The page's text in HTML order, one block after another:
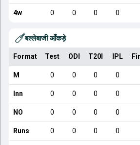
4w 0 0 0 0
बल्लेबाजी आँकड़े
Format Test ODI T20I IPL
M 0 0 0 0
Inn 0 0 0 0
NO 0 0 0 0
Runs 0 0 0 0